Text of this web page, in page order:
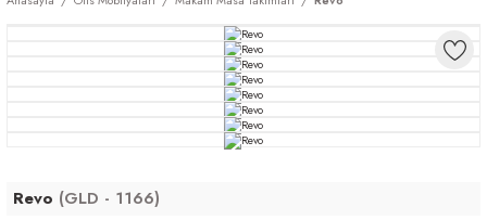
Revo (GLD - 1166)